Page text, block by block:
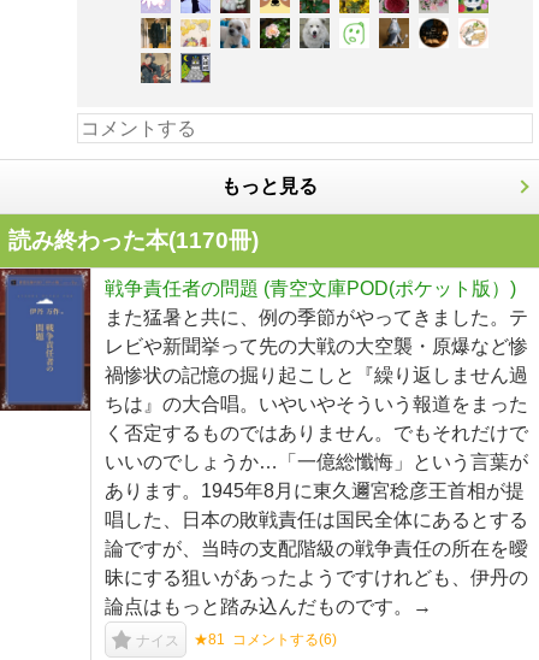
もっと見る
読み終わった本(1170冊)
戦争責任者の問題 (青空文庫POD(ポケット版）)
また猛暑と共に、例の季節がやってきました。テ
レビや新聞挙って先の大戦の大空襲・原爆など惨
禍惨状の記憶の掘り起こしと『繰り返しません過
ちは』の大合唱。いやいやそういう報道をまった
く否定するものではありません。でもそれだけで
いいのでしょうか…「一億総懺悔」という言葉が
あります。1945年8月に東久邇宮稔彦王首相が提
唱した、日本の敗戦責任は国民全体にあるとする
論ですが、当時の支配階級の戦争責任の所在を曖
昧にする狙いがあったようですけれども、伊丹の
論点はもっと踏み込んだものです。→
ナイス ★81 コメントする(6)